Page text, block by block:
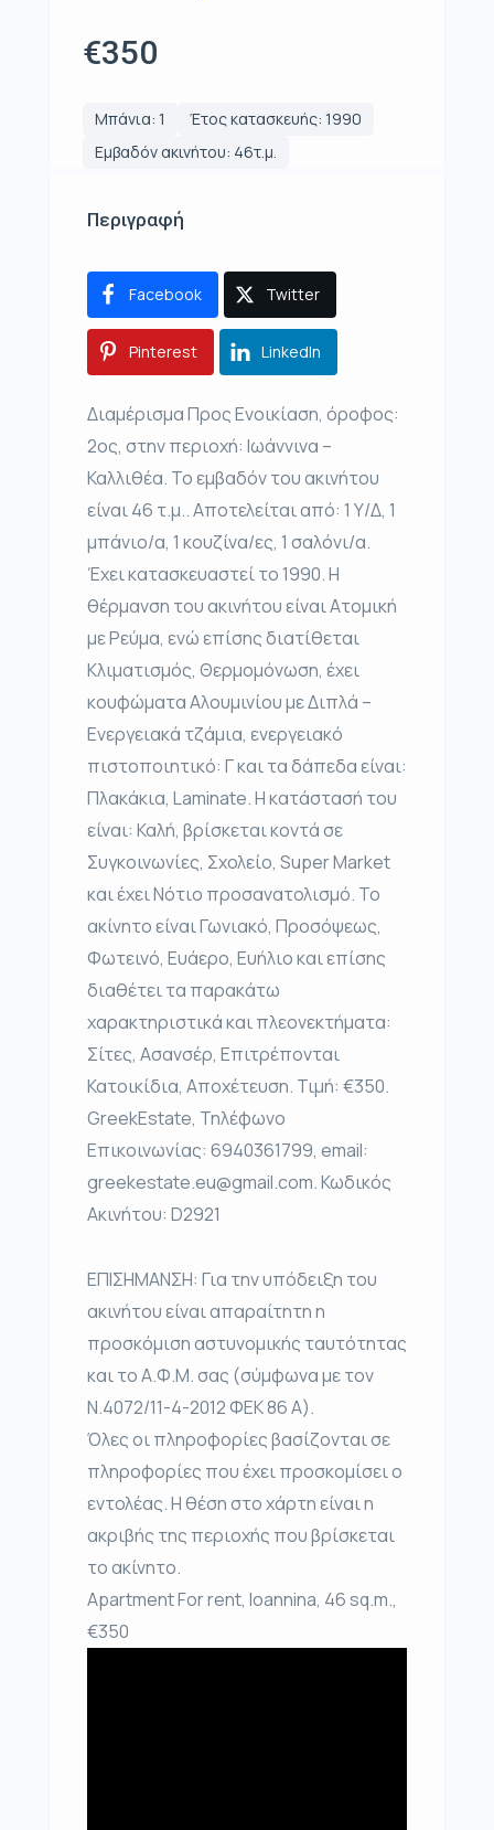
€350
Μπάνια: 1
Έτος κατασκευής: 1990
Εμβαδόν ακινήτου: 46τ.μ.
Περιγραφή
Facebook Twitter
Pinterest LinkedIn
Διαμέρισμα Προς Ενοικίαση, όροφος:
2ος, στην περιοχή: Ιωάννινα –
Καλλιθέα. Το εμβαδόν του ακινήτου
είναι 46 τ.μ.. Αποτελείται από: 1 Υ/Δ, 1
μπάνιο/α, 1 κουζίνα/ες, 1 σαλόνι/α.
Έχει κατασκευαστεί το 1990. Η
θέρμανση του ακινήτου είναι Ατομική
με Ρεύμα, ενώ επίσης διατίθεται
Κλιματισμός, Θερμομόνωση, έχει
κουφώματα Αλουμινίου με Διπλά –
Ενεργειακά τζάμια, ενεργειακό
πιστοποιητικό: Γ και τα δάπεδα είναι:
Πλακάκια, Laminate. Η κατάστασή του
είναι: Καλή, βρίσκεται κοντά σε
Συγκοινωνίες, Σχολείο, Super Market
και έχει Νότιο προσανατολισμό. Το
ακίνητο είναι Γωνιακό, Προσόψεως,
Φωτεινό, Ευάερο, Ευήλιο και επίσης
διαθέτει τα παρακάτω
χαρακτηριστικά και πλεονεκτήματα:
Σίτες, Ασανσέρ, Επιτρέπονται
Κατοικίδια, Αποχέτευση. Τιμή: €350.
GreekEstate, Τηλέφωνο
Επικοινωνίας: 6940361799, email:
greekestate.eu@gmail.com. Κωδικός
Ακινήτου: D2921
ΕΠΙΣΗΜΑΝΣΗ: Για την υπόδειξη του
ακινήτου είναι απαραίτητη η
προσκόμιση αστυνομικής ταυτότητας
και το Α.Φ.Μ. σας (σύμφωνα με τον
Ν.4072/11-4-2012 ΦΕΚ 86 Α).
Όλες οι πληροφορίες βασίζονται σε
πληροφορίες που έχει προσκομίσει ο
εντολέας. Η θέση στο χάρτη είναι η
ακριβής της περιοχής που βρίσκεται
το ακίνητο.
Apartment For rent, Ioannina, 46 sq.m.,
€350